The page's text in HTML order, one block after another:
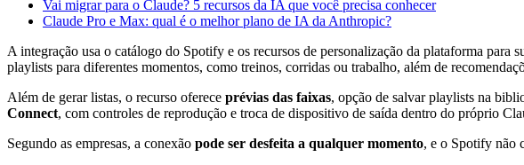
Vai migrar para o Claude? 5 recursos da IA que você precisa conhecer
Claude Pro e Max: qual é o melhor plano de IA da Anthropic?
A integração usa o catálogo do Spotify e os recursos de personalização da plataforma
playlists para diferentes momentos, como treinos, corridas ou trabalho, além de
Além de gerar listas, o recurso oferece prévias das faixas, opção de salvar playlists na
Connect, com controles de reprodução e troca de dispositivo de saída dentro do próprio
Segundo as empresas, a conexão pode ser desfeita a qualquer momento, e o Spotify não